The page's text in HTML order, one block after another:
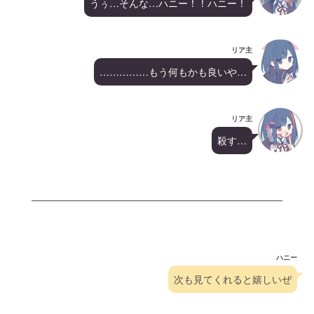
うぅ…そんな…ハニー！！ハニー！
リア主
……………もう何もかも良いや…
リア主
殺す…
ハニー
次も見てくれると嬉しいぜ